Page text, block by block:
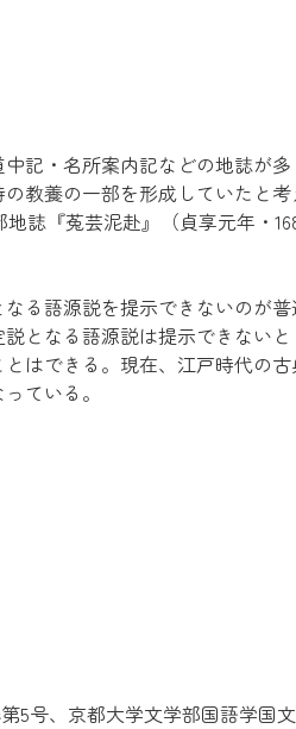
記・名所案内記などの地誌が
教養の一部を形成していたと
誌『菟芸泥赴』（貞享元年・
る語源説を提示できないのが
となる語源説は提示できない
はできる。現在、江戸時代の
ている。
号、京都大学文学部国語学国文